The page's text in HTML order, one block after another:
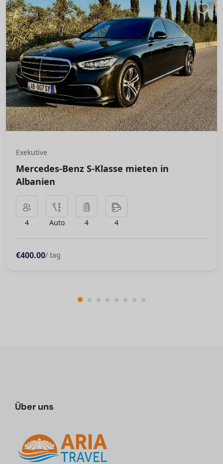
Exekutive
Mercedes-Benz S-Klasse mieten in
Albanien
4 Auto 4 4
€400.00/ tag
Über uns